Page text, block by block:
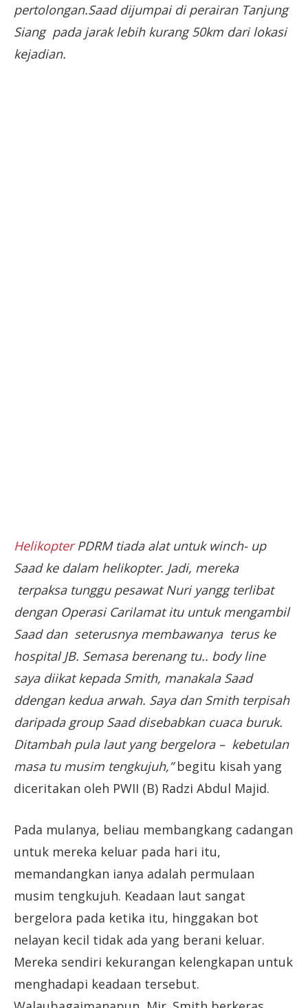
pertolongan.Saad dijumpai di perairan Tanjung
Siang pada jarak lebih kurang 50km dari lokasi
kejadian.
HelikopterPDRM tiada alat untuk winch- up
Saad ke dalam helikopter. Jadi, mereka
terpaksa tunggu pesawat Nuri yangg terlibat
dengan Operasi Carilamat itu untuk mengambil
Saad dan seterusnya membawanya terus ke
hospital JB. Semasa berenang tu.. body line
saya diikat kepada Smith, manakala Saad
ddengan kedua arwah. Saya dan Smith terpisah
daripada group Saad disebabkan cuaca buruk.
Ditambah pula laut yang bergelora – kebetulan
masa tu musim tengkujuh,”begitu kisah yang
diceritakan oleh PWII (B) Radzi Abdul Majid.
Pada mulanya, beliau membangkang cadangan
untuk mereka keluar pada hari itu,
memandangkan ianya adalah permulaan
musim tengkujuh. Keadaan laut sangat
bergelora pada ketika itu, hinggakan bot
nelayan kecil tidak ada yang berani keluar.
Mereka sendiri kekurangan kelengkapan untuk
menghadapi keadaan tersebut.